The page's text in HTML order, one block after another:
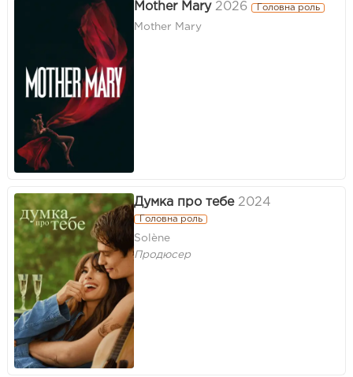
Mother Mary 2026 Головна роль
Mother Mary
Думка про тебе 2024
Головна роль
Solène
Продюсер